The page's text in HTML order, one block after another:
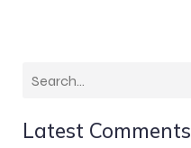
Latest Comments